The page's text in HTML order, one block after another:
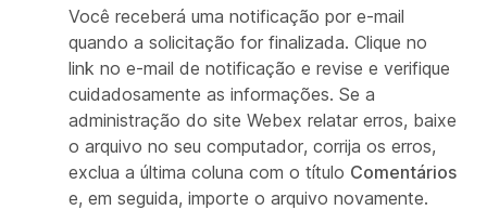
Você receberá uma notificação por e-mail
quando a solicitação for finalizada. Clique no
link no e-mail de notificação e revise e verifique
cuidadosamente as informações. Se a
administração do site Webex relatar erros, baixe
o arquivo no seu computador, corrija os erros,
exclua a última coluna com o título Comentários
e, em seguida, importe o arquivo novamente.